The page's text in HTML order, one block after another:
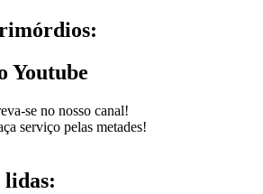
Youtube
se no nosso canal!
serviço pelas metades!
lidas: